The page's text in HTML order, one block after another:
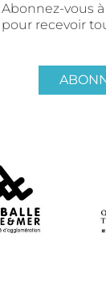
Abonnez-vous
pour recevoir